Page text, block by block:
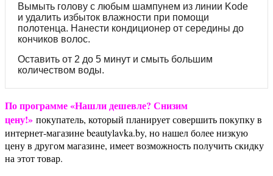
Вымыть голову с любым шампунем из линии Kode
и удалить избыток влажности при помощи
полотенца. Нанести кондиционер от середины до
кончиков волос.
Оставить от 2 до 5 минут и смыть большим
количеством воды.
По программе «Нашли дешевле? Снизим
цену!» покупатель, который планирует совершить покупку в
интернет-магазине beautylavka.by, но нашел более низкую
цену в другом магазине, имеет возможность получить скидку
на этот товар.